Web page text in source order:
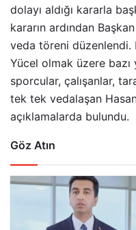
dolayı aldığı kararla
kararın ardından
veda töreni düzenlendi.
Yücel olmak üzere
sporcular, çalışanlar,
tek tek vedalaşan
açıklamalarda bulundu.
Göz Atın